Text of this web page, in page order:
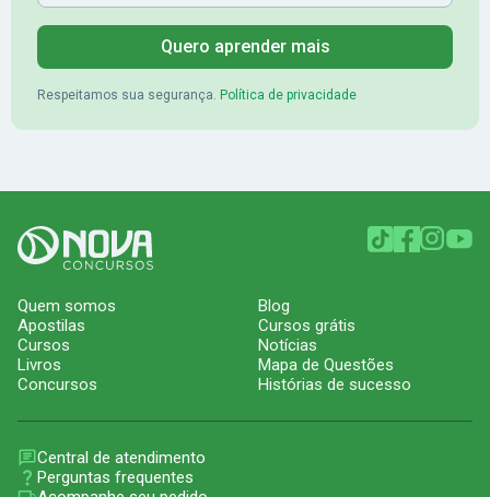
Quero aprender mais
Respeitamos sua segurança. Política de privacidade
Quem somos
Apostilas
Cursos
Livros
Concursos
Blog
Cursos grátis
Notícias
Mapa de Questões
Histórias de sucesso
Central de atendimento
Perguntas frequentes